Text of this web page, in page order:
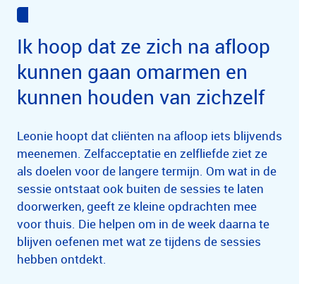
Ik hoop dat ze zich na afloop
kunnen gaan omarmen en
kunnen houden van zichzelf
Leonie hoopt dat cliënten na afloop iets blijvends
meenemen. Zelfacceptatie en zelfliefde ziet ze
als doelen voor de langere termijn. Om wat in de
sessie ontstaat ook buiten de sessies te laten
doorwerken, geeft ze kleine opdrachten mee
voor thuis. Die helpen om in de week daarna te
blijven oefenen met wat ze tijdens de sessies
hebben ontdekt.